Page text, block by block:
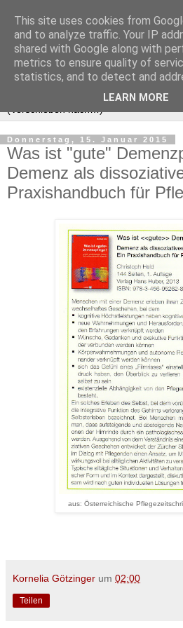
Donnerstag, 15. Januar 2015
Was ist "gute"
Demenz als
Praxishandbuch für
aus: Österreichische
Kornelia Götzinger um 02:00
Teilen
This site uses cookies from
and to analyze traffic. Your IP
shared with Google along with
metrics to ensure quality of
statistics, and to detect and
LEARN MORE